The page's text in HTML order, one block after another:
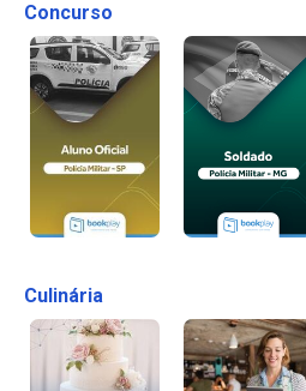
Concurso
Culinária